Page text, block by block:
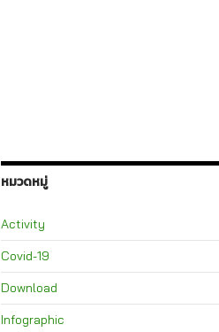
หมวดหมู่
Activity
Covid-19
Download
Infographic